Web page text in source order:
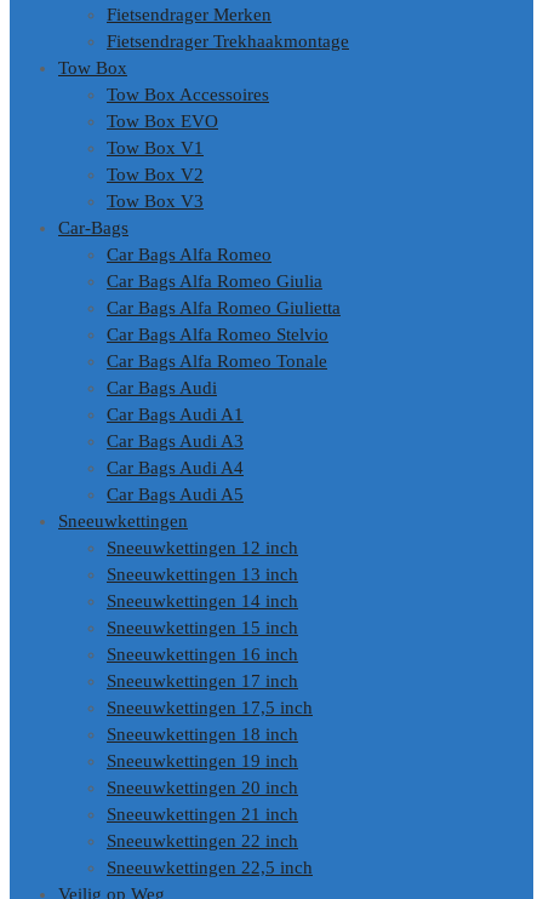
Fietsendrager Merken
Fietsendrager Trekhaakmontage
Tow Box
Tow Box Accessoires
Tow Box EVO
Tow Box V1
Tow Box V2
Tow Box V3
Car-Bags
Car Bags Alfa Romeo
Car Bags Alfa Romeo Giulia
Car Bags Alfa Romeo Giulietta
Car Bags Alfa Romeo Stelvio
Car Bags Alfa Romeo Tonale
Car Bags Audi
Car Bags Audi A1
Car Bags Audi A3
Car Bags Audi A4
Car Bags Audi A5
Sneeuwkettingen
Sneeuwkettingen 12 inch
Sneeuwkettingen 13 inch
Sneeuwkettingen 14 inch
Sneeuwkettingen 15 inch
Sneeuwkettingen 16 inch
Sneeuwkettingen 17 inch
Sneeuwkettingen 17,5 inch
Sneeuwkettingen 18 inch
Sneeuwkettingen 19 inch
Sneeuwkettingen 20 inch
Sneeuwkettingen 21 inch
Sneeuwkettingen 22 inch
Sneeuwkettingen 22,5 inch
Veilig op Weg